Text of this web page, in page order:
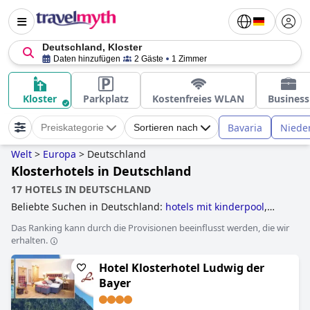
Deutschland, Kloster
Daten hinzufügen 2 Gäste 1 Zimmer
Kloster Parkplatz Kostenfreies WLAN Business
Preiskategorie Sortieren nach Bavaria
Welt > Europa > Deutschland
Klosterhotels in Deutschland
17 HOTELS IN DEUTSCHLAND
Beliebte Suchen in Deutschland: hotels mit kinderpool,
luxushotels ,familienhotels,hotels mit panorama-pool,
außergewöhnliche hotels
hotels mit fitnessstudio
hotels mit infinity-pool,hotels mit hundebetreuung,hotels,
die einige nachhaltige praktiken umgesetzt haben
hotels,hotels für flitterwochen
mit beheiztem pool,skihotels an der piste
Das Ranking kann durch die Provisionen beeinflusst werden, die wir
erhalten.
Hotel Klosterhotel Ludwig der
Bayer